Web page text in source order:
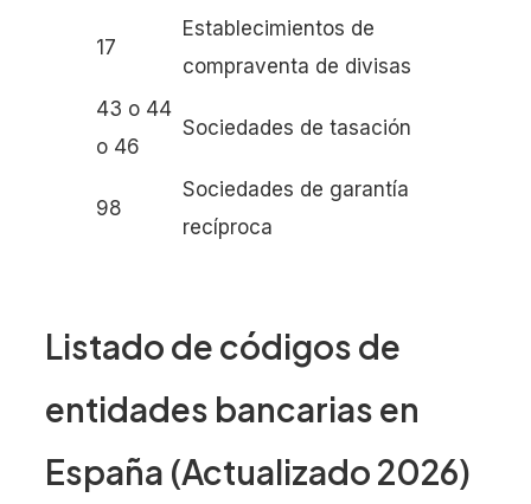
17
Establecimientos de
compraventa de divisas
43 o 44
o 46
Sociedades de tasación
98
Sociedades de garantía
recíproca
Listado de códigos de
entidades bancarias en
España (Actualizado 2026)